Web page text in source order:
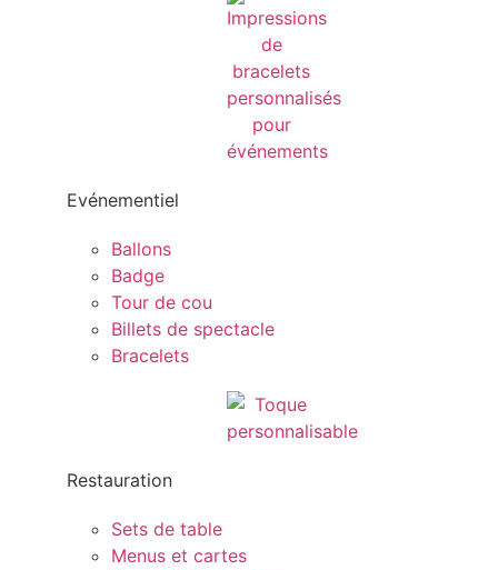
Evénementiel
Ballons
Badge
Tour de cou
Billets de spectacle
Bracelets
Restauration
Sets de table
Menus et cartes